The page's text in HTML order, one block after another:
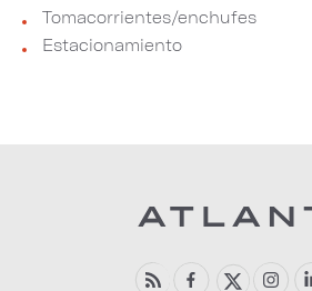
Tomacorrientes/enchufes
Estacionamiento